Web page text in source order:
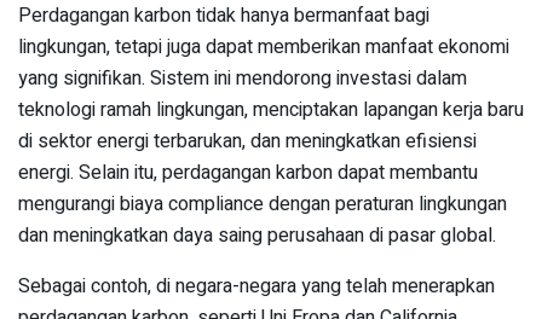
Perdagangan karbon tidak hanya bermanfaat bagi
lingkungan, tetapi juga dapat memberikan manfaat ekonomi
yang signifikan. Sistem ini mendorong investasi dalam
teknologi ramah lingkungan, menciptakan lapangan kerja baru
di sektor energi terbarukan, dan meningkatkan efisiensi
energi. Selain itu, perdagangan karbon dapat membantu
mengurangi biaya compliance dengan peraturan lingkungan
dan meningkatkan daya saing perusahaan di pasar global.
Sebagai contoh, di negara-negara yang telah menerapkan